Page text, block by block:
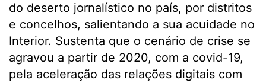
do deserto jornalístico no país, por distritos
e concelhos, salientando a sua acuidade no
Interior. Sustenta que o cenário de crise se
agravou a partir de 2020, com a covid-19,
pela aceleração das relações digitais com